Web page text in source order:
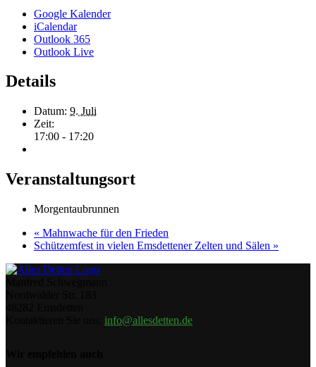
Google Kalender
iCalendar
Outlook 365
Outlook Live
Details
Datum: 9. Juli
Zeit:
17:00 - 17:20
Veranstaltungsort
Morgentaubrunnen
« Mahnwache für den Frieden
Schützemfest in vielen Emsdettener Zelten und Sälen »
info@allesdetten.de